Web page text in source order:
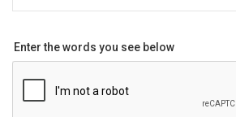
Enter the words you see below